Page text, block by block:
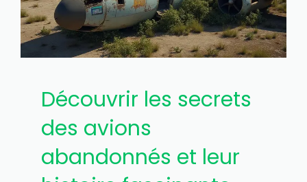
Découvrir les secrets
des avions
abandonnés et leur